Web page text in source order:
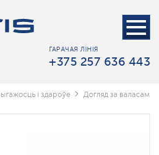
ГАРАЧАЯ ЛІНІЯ
+375 257 636 443
і здароўе Догляд за валасамі